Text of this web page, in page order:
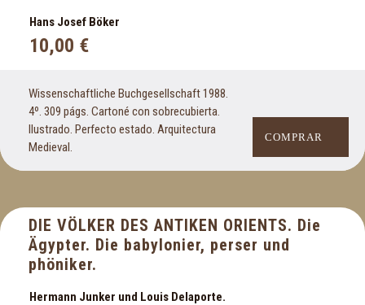
Hans Josef Böker
10,00 €
Wissenschaftliche Buchgesellschaft 1988.
4º. 309 págs. Cartoné con sobrecubierta.
Ilustrado. Perfecto estado. Arquitectura
Medieval.
COMPRAR
DIE VÖLKER DES ANTIKEN ORIENTS. Die
Ägypter. Die babylonier, perser und
phöniker.
Hermann Junker und Louis Delaporte.